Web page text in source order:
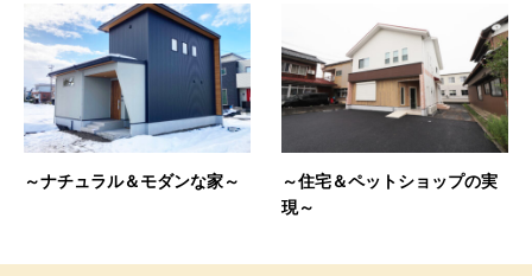
～ナチュラル＆モダンな家～
～住宅＆ペットショップの実
現～